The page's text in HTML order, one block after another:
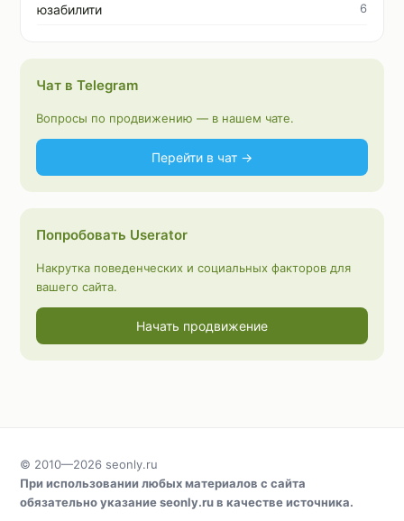
юзабилити 6
Чат в Telegram
Вопросы по продвижению — в нашем чате.
Перейти в чат →
Попробовать Userator
Накрутка поведенческих и социальных факторов для
вашего сайта.
Начать продвижение
© 2010—2026 seonly.ru
При использовании любых материалов с сайта
обязательно указаниеseonly.ruв качестве источника.